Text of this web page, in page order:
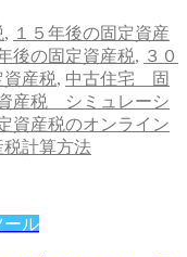
, １５年後の固定資産
後の固定資産税, ３０
資産税, 中古住宅 固
産税 シミュレーシ
資産税のオンライン
税計算方法
ール